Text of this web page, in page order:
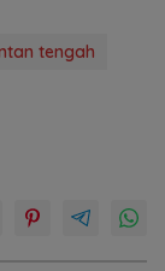
tengah